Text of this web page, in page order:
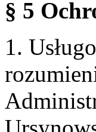
§ 5
1.